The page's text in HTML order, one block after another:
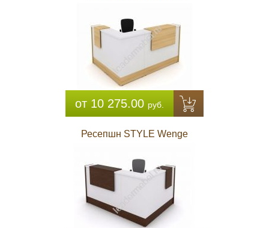
от 10 275.00 руб.
Ресепшн STYLE Wenge